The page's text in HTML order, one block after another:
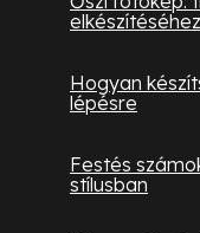
elkészítéséhez
Hogyan
lépésre
Festés
stílusban